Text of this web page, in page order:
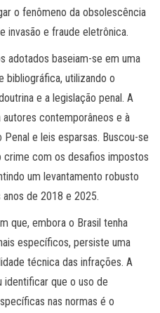
o fenômeno da obsolescência
invasão e fraude eletrônica.
adotados baseiam-se em uma
bibliográfica, utilizando o
e a legislação penal. A
contemporâneos e à
e leis esparsas. Buscou-se
com os desafios impostos
um levantamento robusto
de 2018 e 2025.
que, embora o Brasil tenha
específicos, persiste uma
técnica das infrações. A
que o uso de
nas normas é o